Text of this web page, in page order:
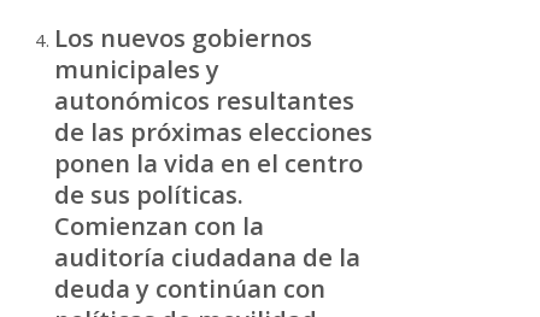
Los nuevos gobiernos
municipales y
autonómicos resultantes
de las próximas elecciones
ponen la vida en el centro
de sus políticas.
Comienzan con la
auditoría ciudadana de la
deuda y continúan con